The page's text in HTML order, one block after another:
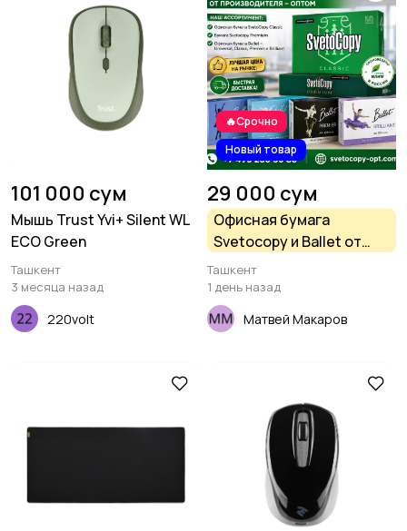
101 000 сум
Мышь Trust Yvi+ Silent WL
ECO Green
Ташкент
3 месяца назад
220volt
🔥Срочно
Новый товар
29 000 сум
Офисная бумага
Svetocopy и Ballet от
производителя - оптом
Ташкент
1 день назад
Матвей Макаров